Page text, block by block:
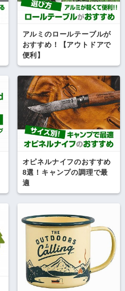
アルミのロールテーブルが
おすすめ！【アウトドアで
便利】
オピネルナイフのおすすめ
8選！キャンプの調理で最
適